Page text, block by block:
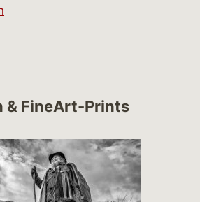
& FineArt-Prints